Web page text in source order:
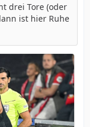
drei Tore (oder
ist hier Ruhe